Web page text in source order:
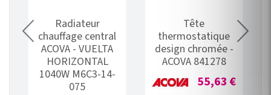
Radiateur
chauffage central
ACOVA - VUELTA
HORIZONTAL
1040W M6C3-14-
075
Tête
thermostatique
design chromée -
ACOVA 841278
Prix
55,63 €